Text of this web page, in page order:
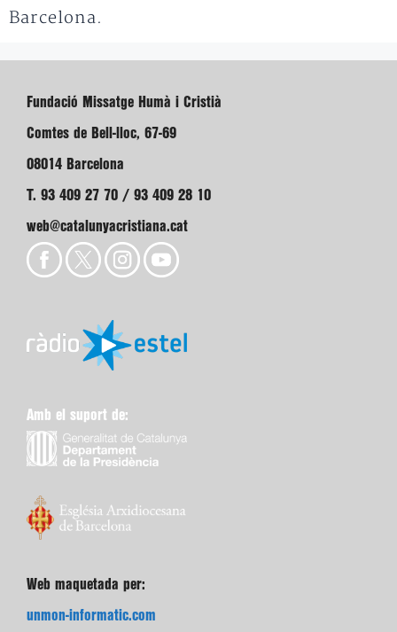
Barcelona.
Fundació Missatge Humà i Cristià
Comtes de Bell-lloc, 67-69
08014 Barcelona
T. 93 409 27 70 / 93 409 28 10
web@catalunyacristiana.cat
Amb el suport de:
Web maquetada per:
unmon-informatic.com